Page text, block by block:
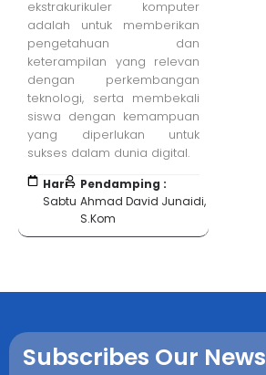
ekstrakurikuler komputer
adalah untuk memberikan
pengetahuan dan
keterampilan yang relevan
dengan perkembangan
teknologi, serta membekali
siswa dengan kemampuan
yang diperlukan untuk
sukses dalam dunia digital.
Hari :
Sabtu
Pendamping :
Ahmad David Junaidi,
S.Kom
Subscribes Our